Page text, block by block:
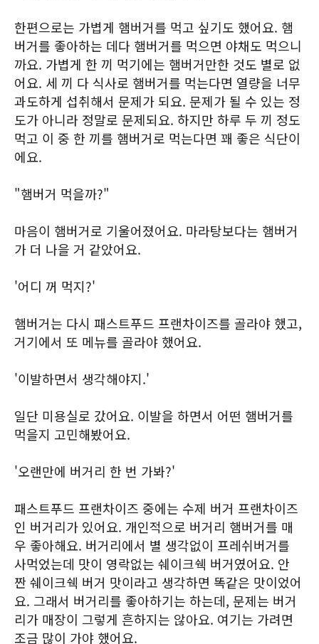
한편으로는 가볍게 햄버거를 먹고 싶기도 했어요. 햄
버거를 좋아하는 데다 햄버거를 먹으면 야채도 먹으니
까요. 가볍게 한 끼 먹기에는 햄버거만한 것도 별로 없
어요. 세 끼 다 식사로 햄버거를 먹는다면 열량을 너무
과도하게 섭취해서 문제가 되요. 문제가 될 수 있는 정
도가 아니라 정말로 문제되요. 하지만 하루 두 끼 정도
먹고 이 중 한 끼를 햄버거로 먹는다면 꽤 좋은 식단이
에요.
"햄버거 먹을까?"
마음이 햄버거로 기울어졌어요. 마라탕보다는 햄버거
가 더 나을 거 같았어요.
'어디 꺼 먹지?'
햄버거는 다시 패스트푸드 프랜차이즈를 골라야 했고,
거기에서 또 메뉴를 골라야 했어요.
'이발하면서 생각해야지.'
일단 미용실로 갔어요. 이발을 하면서 어떤 햄버거를
먹을지 고민해봤어요.
'오랜만에 버거리 한 번 가봐?'
패스트푸드 프랜차이즈 중에는 수제 버거 프랜차이즈
인 버거리가 있어요. 개인적으로 버거리 햄버거를 매
우 좋아해요. 버거리에서 별 생각없이 프레쉬버거를
사먹었는데 맛이 영락없는 쉐이크쉑 버거였어요. 안
짠 쉐이크쉑 버거 맛이라고 생각하면 똑같은 맛이었어
요. 그래서 버거리를 좋아하기는 하는데, 문제는 버거
리가 매장이 그렇게 흔하지는 않아요. 여기는 가려면
조금 많이 가야 했어요.